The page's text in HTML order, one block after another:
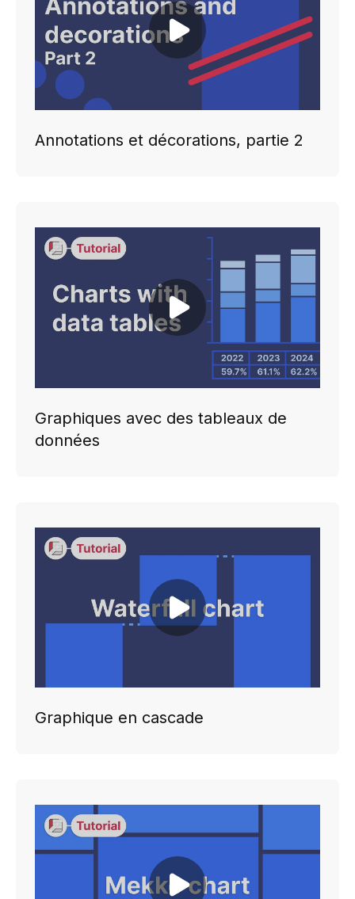
Play video
Annotations et décorations, partie 2
Play video
Graphiques avec des tableaux de
données
Play video
Graphique en cascade
Play video